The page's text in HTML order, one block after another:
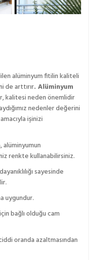
alüminyum fitilin kaliteli
de arttırır. Alüminyum
kalitesi neden önemlidir
nedenler değerini
işinizi
, alüminyumun
renkte kullanabilirsiniz.
sayesinde
uygundur.
bağlı olduğu cam
oranda azaltmasından